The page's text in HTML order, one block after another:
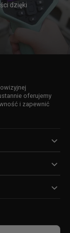
dzięki
oferujemy
i zapewnić